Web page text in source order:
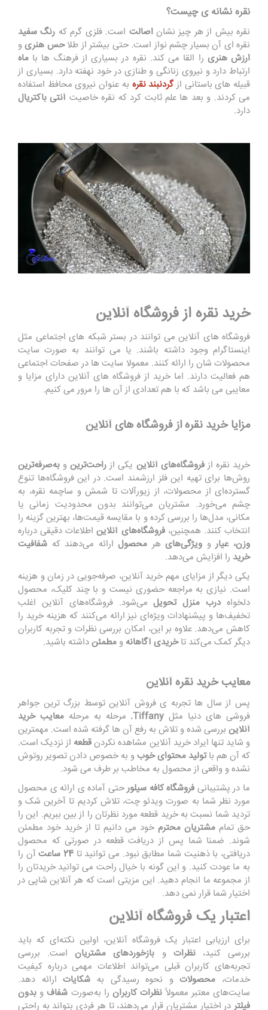
نقره نشانه ی چیست؟
نقره بیش از هر چیز نشاناصالت است. فلزی گرم که رنگ سفید
نقره ای آن بسیار چشم نواز است. حتی بیشتر از طلاحس هنریو
ارزش هنری را القا می کند. نقره در بسیاری از فرهنگ ها با ماه
ارتباط دارد و نیروی زنانگی و طنازی در خود نهفته دارد. بسیاری از
قبیله های باستانی ازگردنبند نقره به عنوان نیروی محافظ استفاده
می کردند. و بعد ها علم ثابت کرد که نقره خاصیت آنتی باکتریال
دارد.
خرید نقره از فروشگاه آنلاین
فروشگاه های آنلاین می توانند در بستر شبکه های اجتماعی مثل
اینستاگرام وجود داشته باشند. یا می توانند به صورت سایت
محصولات شان را ارائه کنند. معمولا سایت ها در صفحات اجتماعی
هم فعالیت دارند. اما خرید از فروشگاه های آنلاین دارای مزایا و
معایبی می باشد که با هم تعدادی از آن ها را مرور می کنیم.
مزایا خرید نقره از فروشگاه های آنلاین
خرید نقره ازفروشگاه‌های آنلاین یکی از راحت‌ترینو به‌صرفه‌ترین
روش‌ها برای تهیه این فلز ارزشمند است. در این فروشگاه‌ها تنوع
گسترده‌ای از محصولات، از زیورآلات تا شمش و ساچمه نقره، به
چشم می‌خورد. مشتریان می‌توانند بدون محدودیت زمانی یا
مکانی، مدل‌ها را بررسی کرده و با مقایسه قیمت‌ها، بهترین گزینه را
انتخاب کنند. همچنین،فروشگاه‌های آنلایناطلاعات دقیقی درباره
وزن، عیارو ویژگی‌هایهر محصولارائه می‌دهند که شفافیت
خرید را افزایش می‌دهد.
یکی دیگر از مزایای مهم خرید آنلاین، صرفه‌جویی در زمان و هزینه
است. نیازی به مراجعه حضوری نیست و با چند کلیک، محصول
دلخواهدرب منزل تحویلمی‌شود. فروشگاه‌های آنلاین اغلب
تخفیف‌ها و پیشنهادات ویژه‌ای نیز ارائه می‌کنند که هزینه خرید را
کاهش می‌دهد. علاوه بر این، امکان بررسی نظرات و تجربه کاربران
دیگر کمک می‌کند تاخریدی آگاهانه و مطمئنداشته باشید.
معایب خرید نقره آنلاین
پس از سال ها تجربه ی فروش آنلاین توسط بزرگ ترین جواهر
فروشی های دنیا مثل Tiffany. مرحله به مرحلهمعایب خرید
آنلاین بررسی شده و تلاش به رفع آن ها گرفته شده است. مهمترین
و شاید تنها ایراد خرید آنلاین مشاهده نکردنقطعه از نزدیک است.
که آن هم باتولید محتوای خوبو به خصوص دادن تصویر روتوش
نشده و واقعی از محصول به مخاطب بر طرف می شود.
ما در پشتیبانی فروشگاه کافه سیلورحتی آماده ی ارائه ی محصول
مورد نظر شما به صورت ویدئو چت، تلاش کردیم تا آخرین شک و
تردید شما نسبت به خرید قطعه مورد نظرتان را از بین ببریم. این را
حق تمام مشتریان محترم خود می دانیم تا از خرید خود مطمئن
شوند. ضمنا شما پس از دریافت قطعه در صورتی که محصول
دریافتی، با ذهنیت شما مطابق نبود. می توانید تا 24 ساعت
آن را
به ما عودت کنید. و این گونه با خیال راحت می توانید خریدتان را
از مجموعه ما انجام دهید. این مزیتی است که هر آنلاین شاپی در
اختیار شما قرار نمی دهد.
اعتبار یک فروشگاه آنلاین
برای ارزیابی اعتبار یک فروشگاه آنلاین، اولین نکته‌ای که باید
بررسی کنید،نظرات و بازخوردهای مشتریاناست. بررسی
تجربه‌های کاربران قبلی می‌تواند اطلاعات مهمی درباره کیفیت
خدمات، محصولاتو نحوه رسیدگی به شکایاتارائه دهد.
سایت‌های معتبر معمولاً نظرات کاربرانرا به‌صورت شفافو بدون
فیلتر در اختیار مشتریان قرار می‌دهند، تا هر فردی بتواند به راحتی